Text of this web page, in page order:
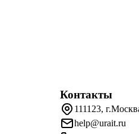
Контакты
111123,
help@urait.ru